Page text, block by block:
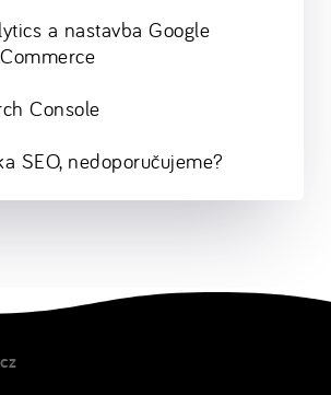
a nastavba Google
Console
SEO, nedoporučujeme?